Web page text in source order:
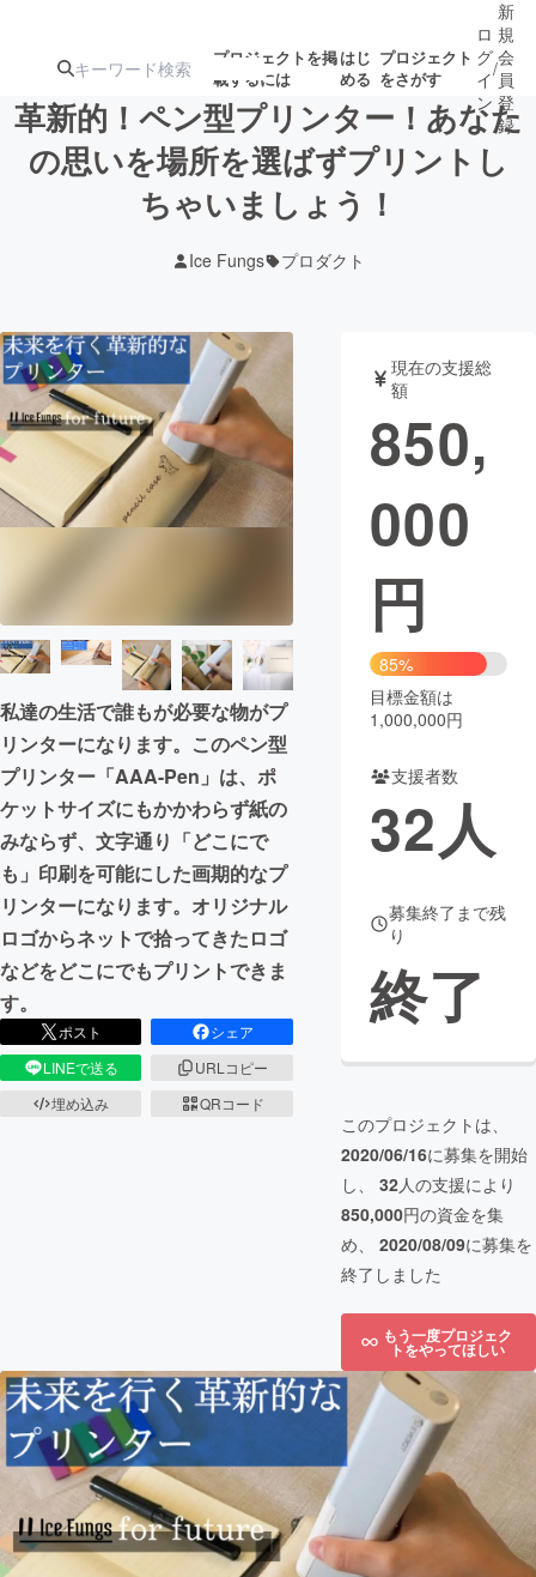
プロジェクトを掲
載するには
はじ
める
プロジェクト
をさがす
注目のリ 注目の新着プロ 募集終了が近いプ
ロジェクト
テクノロジー・ガジェット
映像・映画 書籍・雑誌
ビジネス・起業 チャレンジ
CAMPFIRE for Social Good CAMPFIRE Creation
CAMPFIREふるさと納税machi-ya コミュニティ
ロ
グ
イ
ン
/
新
規
会
員
登
録
革新的！ペン型プリンター！あなた
の思いを場所を選ばずプリントし
ちゃいましょう！
Ice Fungs プロダクト
私達の生活で誰もが必要な物がプ
リンターになります。このペン型
プリンター「AAA-Pen」は、ポ
ケットサイズにもかかわらず紙の
みならず、文字通り「どこにで
も」印刷を可能にした画期的なプ
リンターになります。オリジナル
ロゴからネットで拾ってきたロゴ
などをどこにでもプリントできま
す。
ポスト
シェア
LINEで送る
URLコピー
埋め込み
QRコード
現在の支援総
額
850,
000
円
85%
目標金額は
1,000,000円
支援者数
32人
募集終了まで残
り
終了
このプロジェクトは、
2020/06/16に募集を開始
し、 32人の支援により
850,000円の資金を集
め、 2020/08/09に募集を
終了しました
もう一度プロジェク
トをやってほしい